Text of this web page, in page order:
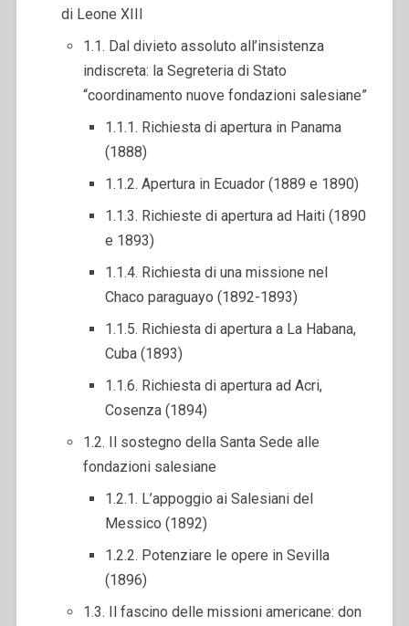
di Leone XIII
1.1. Dal divieto assoluto all’insistenza
indiscreta: la Segreteria di Stato
“coordinamento nuove fondazioni salesiane”
1.1.1. Richiesta di apertura in Panama
(1888)
1.1.2. Apertura in Ecuador (1889 e 1890)
1.1.3. Richieste di apertura ad Haiti (1890
e 1893)
1.1.4. Richiesta di una missione nel
Chaco paraguayo (1892-1893)
1.1.5. Richiesta di apertura a La Habana,
Cuba (1893)
1.1.6. Richiesta di apertura ad Acri,
Cosenza (1894)
1.2. Il sostegno della Santa Sede alle
fondazioni salesiane
1.2.1. L’appoggio ai Salesiani del
Messico (1892)
1.2.2. Potenziare le opere in Sevilla
(1896)
1.3. Il fascino delle missioni americane: don